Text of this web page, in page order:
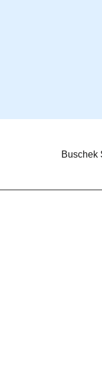
Buschek